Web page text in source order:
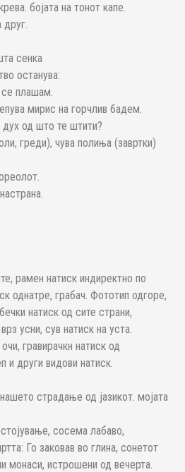
бојата на тонот капe.
друг.
сенка
останува:
плашам.
мирис на горчлив бадем.
од што те штити?
греди), чува полиња (завртки)
рамен натиск индиректно по
однатре, грабач. Фототип одгоре,
натиск од сите страни,
усни, сув натиск на уста.
гравирачкн натиск од
и други видови натиск.
страдање од јазикот. мојата
сосема лабаво,
Го заковав во глина, сонетот
монаси, истрошени од вечерта.